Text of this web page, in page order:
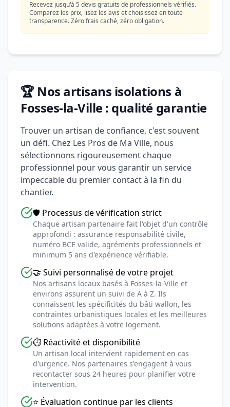
Recevez jusqu'à 5 devis gratuits de professionnels vérifiés.
Comparez les prix, lisez les avis et choisissez en toute
transparence. Zéro frais caché, zéro obligation.
🏆 Nos artisans isolations à
Fosses-la-Ville : qualité garantie
Trouver un artisan de confiance, c'est souvent
un défi. Chez Les Pros de Ma Ville, nous
sélectionnons rigoureusement chaque
professionnel pour vous garantir un service
impeccable du premier contact à la fin du
chantier.
🛡️ Processus de vérification strict
Chaque artisan partenaire fait l'objet d'un contrôle
approfondi : assurance responsabilité civile,
numéro BCE valide, agréments professionnels et
minimum 5 ans d'expérience vérifiable.
🤝 Suivi personnalisé de votre projet
Nos artisans locaux basés à Fosses-la-Ville et
environs assurent un suivi de A à Z. Ils
connaissent les spécificités du bâti wallon, les
contraintes urbanistiques locales et les meilleures
solutions adaptées à votre logement.
⏱️ Réactivité et disponibilité
Un artisan local intervient rapidement en cas
d'urgence. Nos partenaires s'engagent à vous
recontacter sous 24 heures pour planifier votre
intervention.
⭐ Évaluation continue par les clients